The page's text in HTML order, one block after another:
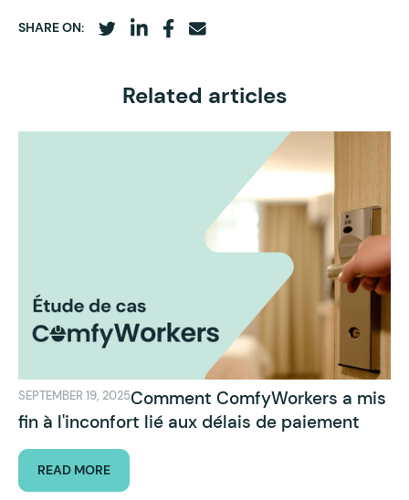
SHARE ON:
Related articles
SEPTEMBER 19, 2025Comment ComfyWorkers a mis
fin à l'inconfort lié aux délais de paiement
READ MORE